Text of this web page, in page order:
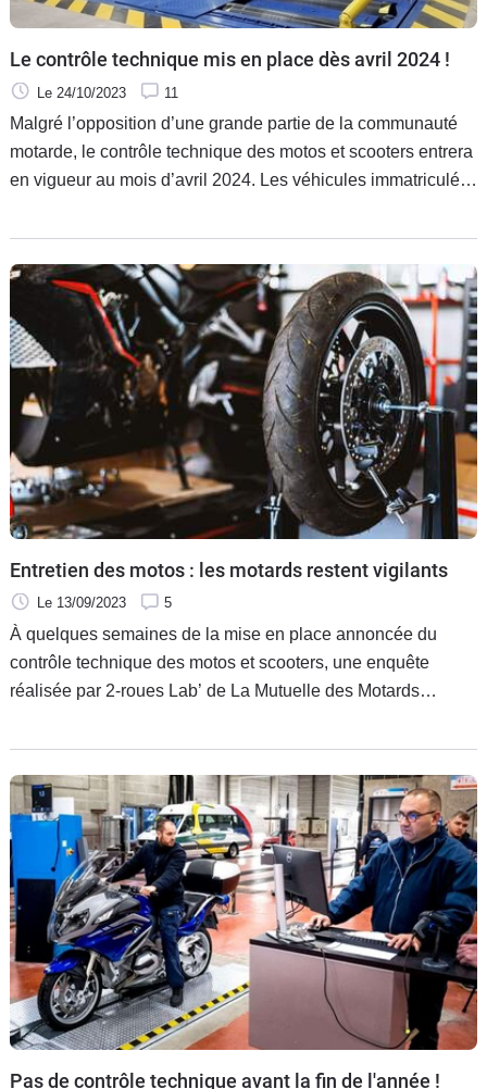
Le contrôle technique mis en place dès avril 2024 !
Le 24/10/2023 11
Malgré l’opposition d’une grande partie de la communauté
motarde, le contrôle technique des motos et scooters entrera
en vigueur au mois d’avril 2024. Les véhicules immatriculés
soumettre à ce passage obligatoire pour circuler en toute
légalité.
Entretien des motos : les motards restent vigilants
Le 13/09/2023 5
À quelques semaines de la mise en place annoncée du
contrôle technique des motos et scooters, une enquête
réalisée par 2-roues Lab’ de La Mutuelle des Motards
entretient et vérifie régulièrement sa moto.
Pas de contrôle technique avant la fin de l'année !